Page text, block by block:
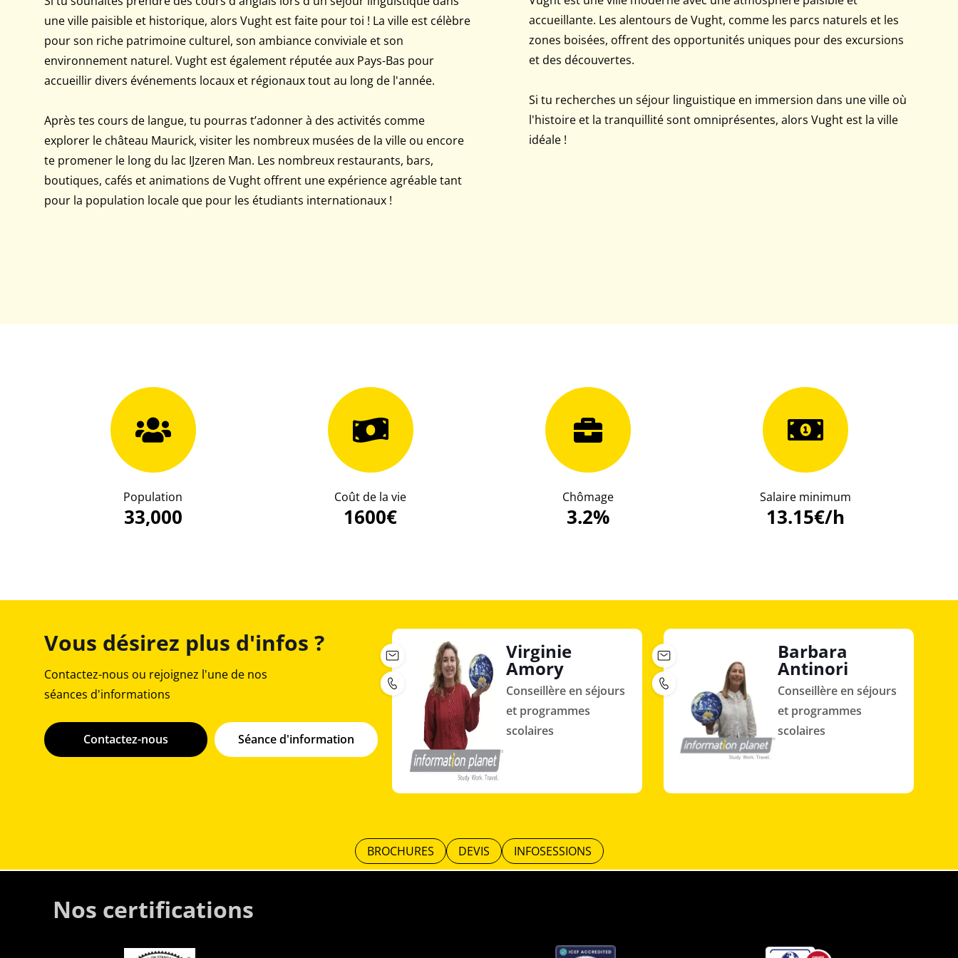
une ville paisible et historique, alors Vught est faite pour toi ! La ville est célèbre
pour son riche patrimoine culturel, son ambiance conviviale et son
environnement naturel. Vught est également réputée aux Pays-Bas pour
accueillir divers événements locaux et régionaux tout au long de l'année.
Après tes cours de langue, tu pourras t’adonner à des activités comme
explorer le château Maurick, visiter les nombreux musées de la ville ou encore
te promener le long du lac IJzeren Man. Les nombreux restaurants, bars,
boutiques, cafés et animations de Vught offrent une expérience agréable tant
pour la population locale que pour les étudiants internationaux !
accueillante. Les alentours de Vught, comme les parcs naturels et les
zones boisées, offrent des opportunités uniques pour des excursions
et des découvertes.
Si tu recherches un séjour linguistique en immersion dans une ville où
l'histoire et la tranquillité sont omniprésentes, alors Vught est la ville
idéale !
33,000
Population
1600€
Coût de la vie
3.2%
Chômage
13.15€/h
Salaire minimum
Vous désirez plus d'infos ?
Contactez-nous ou rejoignez l'une de nos
séances d'informations
Contactez-nous Séance d'information
Virginie
Amory
Conseillère en séjours
et programmes
scolaires
Barbara
Antinori
Conseillère en séjours
et programmes
scolaires
BROCHURES DEVIS INFOSESSIONS
Nos certifications